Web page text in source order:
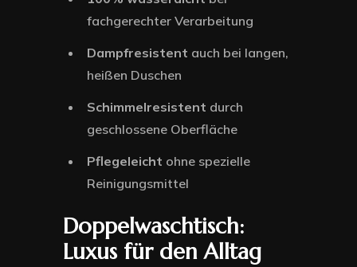
fachgerechter Verarbeitung
Dampfresistent auch bei langen,
heißen Duschen
Schimmelresistent durch
geschlossene Oberfläche
Pflegeleicht ohne spezielle
Reinigungsmittel
Doppelwaschtisch:
Luxus für den Alltag